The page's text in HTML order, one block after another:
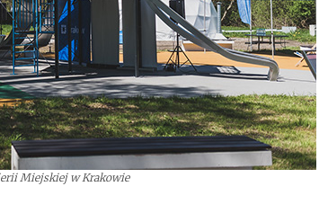
Miejskiej w Krakowie